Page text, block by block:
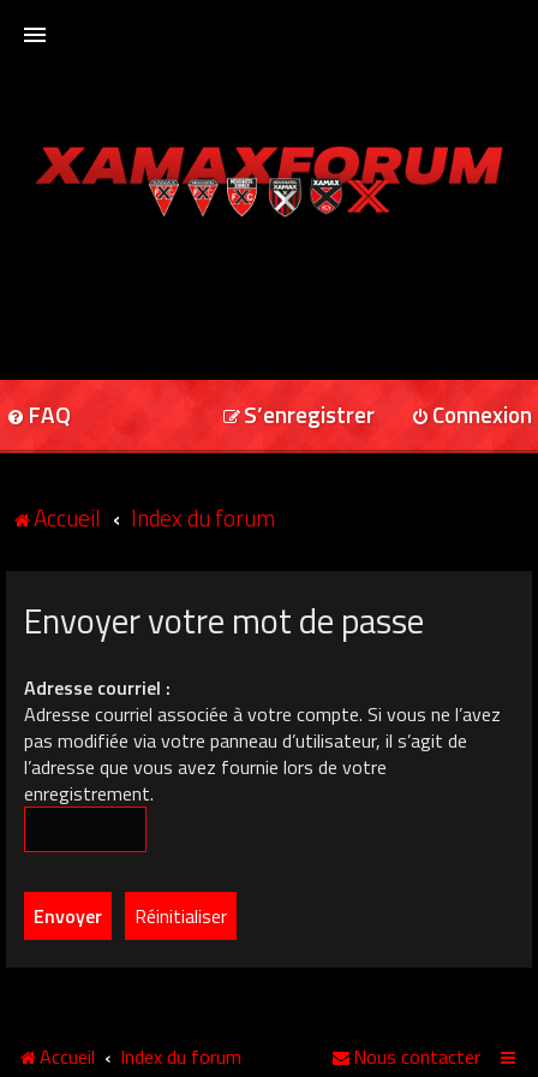
XAMAXFORUM
FAQ Connexion
S’enregistrer
Accueil Index du forum
Envoyer votre mot de passe
Adresse courriel :
Adresse courriel associée à votre compte. Si vous ne l’avez
pas modifiée via votre panneau d’utilisateur, il s’agit de
l’adresse que vous avez fournie lors de votre
enregistrement.
Accueil Index du forum Nous contacter